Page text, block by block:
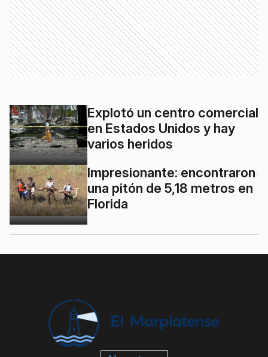
Explotó un centro comercial
en Estados Unidos y hay
varios heridos
Impresionante: encontraron
una pitón de 5,18 metros en
Florida